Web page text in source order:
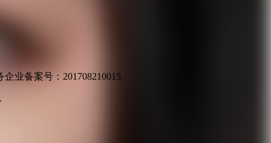
业备案号：201708210015